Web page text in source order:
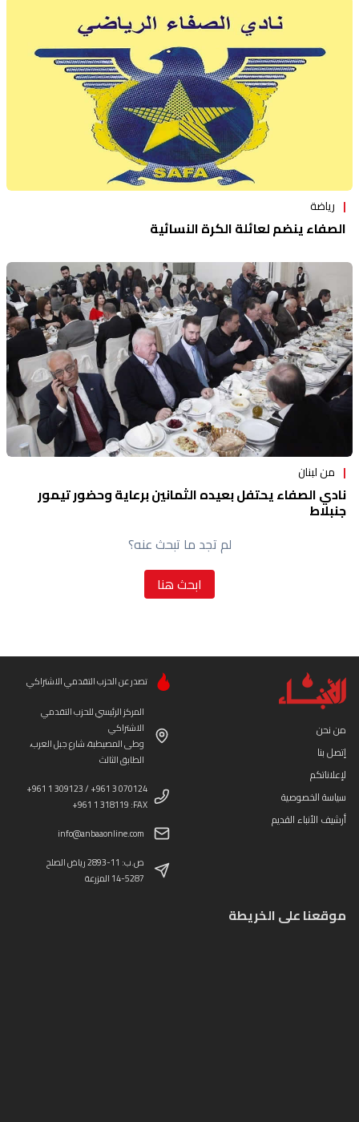
رياضة
الصفاء ينضم لعائلة الكرة النسائية
من لبنان
نادي الصفاء يحتفل بعيده الثمانين برعاية وحضور تيمور
جنبلاط
لم تجد ما تبحث عنه؟
ابحث هنا
من نحن
إتصل بنا
لإعلاناتكم
سياسة الخصوصية
أرشيف الأنباء القديم
تصدر عن الحزب التقدمي الاشتراكي
المركز الرئيسي للحزب التقدمي
الاشتراكي
وطى المصيطبة، شارع جبل العرب،
الطابق الثالث
+961 1 309123 / +961 3 070124
+961 1 318119 :FAX
info@anbaaonline.com
ص.ب: 11-2893 رياض الصلح
14-5287 المزرعة
موقعنا على الخريطة